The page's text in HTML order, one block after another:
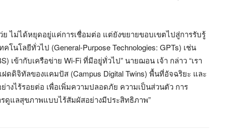
ว่ย ไม่ได้หยุดอยู่แค่การเชื่อมต่อ แต่ยังขยายขอบเขตไปสู่การรับรู้
นโลยีทั่วไป (General-Purpose Technologies: GPTs) เช่น
เข้ากับเครือข่าย Wi-Fi ที่มีอยู่ทั่วไป” นายฌอน เจ้า กล่าว “เรา
ฝดดิจิทัลของแคมปัส (Campus Digital Twins) พื้นที่อัจฉริยะ และ
งไร้รอยต่อ เพื่อเพิ่มความปลอดภัย ความเป็นส่วนตัว การ
ดูแลสุขภาพแบบไร้สัมผัสอย่างมีประสิทธิภาพ”